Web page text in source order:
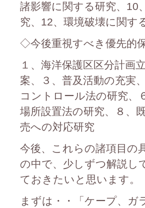
諸影響に関する研究、10
究、12、環境破壊に関す
◇今後重視すべき優先的
１、海洋保護区区分計画
案、３、普及活動の充実
コントロール法の研究、
場所設置法の研究、８、
売への対応研究
今後、これらの諸項目の
の中で、少しずつ解説し
ておきたいと思います。
まずは・・「ケープ、ガ